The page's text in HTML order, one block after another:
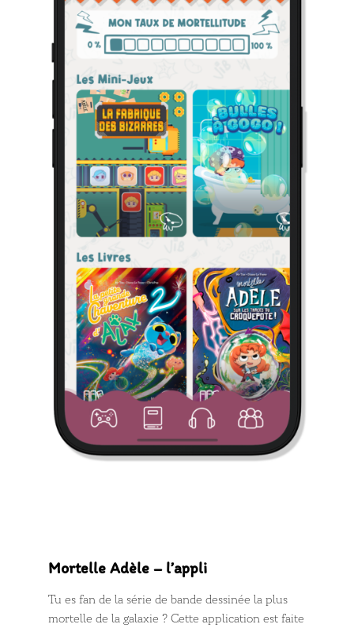
Mortelle Adèle – l’appli
Tu es fan de la série de bande dessinée la plus
mortelle de la galaxie ? Cette application est faite